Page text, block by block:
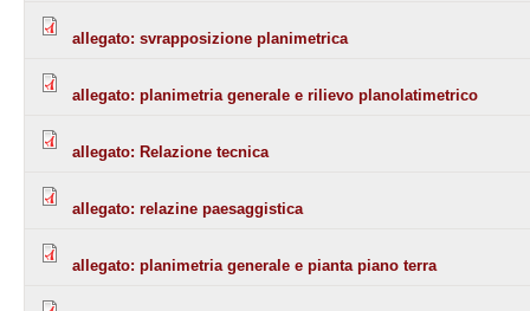
allegato: svrapposizione planimetrica
allegato: planimetria generale e rilievo planolatimetrico
allegato: Relazione tecnica
allegato: relazine paesaggistica
allegato: planimetria generale e pianta piano terra